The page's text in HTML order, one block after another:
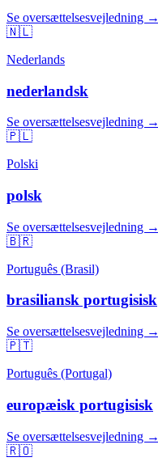
Se oversættelsesvejledning →
🇳🇱
Nederlands
nederlandsk
Se oversættelsesvejledning →
🇵🇱
Polski
polsk
Se oversættelsesvejledning →
🇧🇷
Português (Brasil)
brasiliansk portugisisk
Se oversættelsesvejledning →
🇵🇹
Português (Portugal)
europæisk portugisisk
Se oversættelsesvejledning →
🇷🇴